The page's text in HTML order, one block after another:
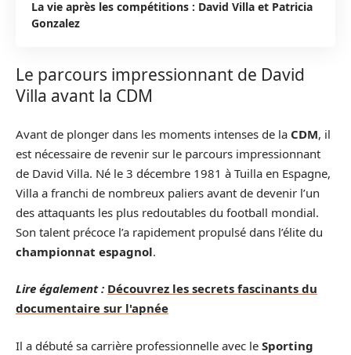
La vie après les compétitions : David Villa et Patricia
Gonzalez
Le parcours impressionnant de David
Villa avant la CDM
Avant de plonger dans les moments intenses de la CDM, il
est nécessaire de revenir sur le parcours impressionnant
de David Villa. Né le 3 décembre 1981 à Tuilla en Espagne,
Villa a franchi de nombreux paliers avant de devenir l’un
des attaquants les plus redoutables du football mondial.
Son talent précoce l’a rapidement propulsé dans l’élite du
championnat espagnol.
Lire également : Découvrez les secrets fascinants du
documentaire sur l'apnée
Il a débuté sa carrière professionnelle avec le Sporting